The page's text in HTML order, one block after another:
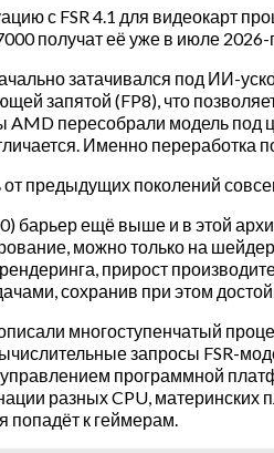
с FSR 4.1 для видеокарт
получат её уже в июле 2026-
затачивался под ИИ-
запятой (FP8), что
AMD пересобрали модель под
Именно
от предыдущих поколений
барьер ещё выше и в этой
можно только на
прирост
сохранив при этом
многоступенчатый
запросы FSR-
программной
разных CPU, материнских
попадёт к геймерам.